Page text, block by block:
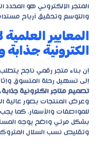
المتجر الإلكتروني هو المحدد
والتوسع وتحقيق أرباح
المعايير العلمية
الكترونية جذابة
إن بناء متجر رقمي ناجح
إلى تسهيل رحلة المتسوق
تصميم متاجر الكترونية جذابة
وعرض المنتجات بصور عالية
بشكل مرئي واضح يوجه
وتقليص نسب السلال